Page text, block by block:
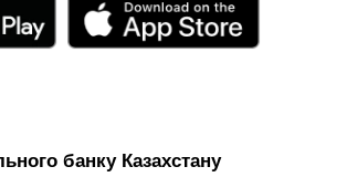
банку Казахстану